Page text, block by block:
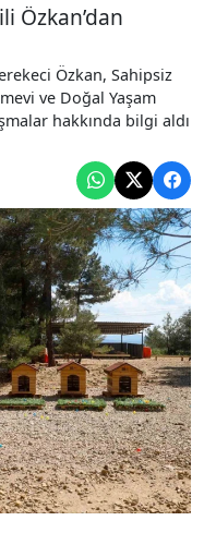
Özkan’dan
Özkan, Sahipsiz
ve Doğal Yaşam
hakkında bilgi aldı